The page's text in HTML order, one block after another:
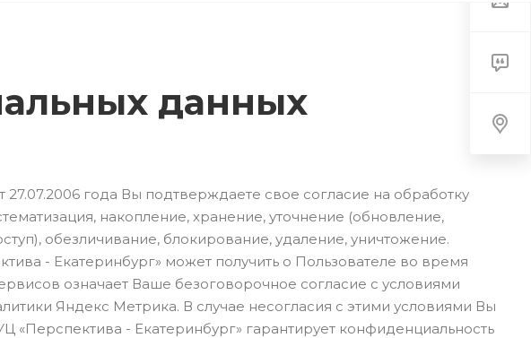
данных
года Вы подтверждаете свое согласие на обработку
накопление, хранение, уточнение (обновление,
обезличивание, блокирование, удаление, уничтожение.
- Екатеринбург» может получить о Пользователе во время
означает Ваше безоговорочное согласие с условиями
Яндекс Метрика. В случае несогласия с этими условиями Вы
- Екатеринбург» гарантирует конфиденциальность